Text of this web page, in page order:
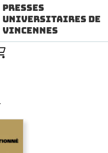
Presses
Universitaires de
Vincennes